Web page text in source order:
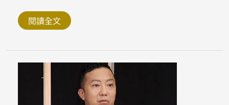
助
事
件
續
閱讀全文